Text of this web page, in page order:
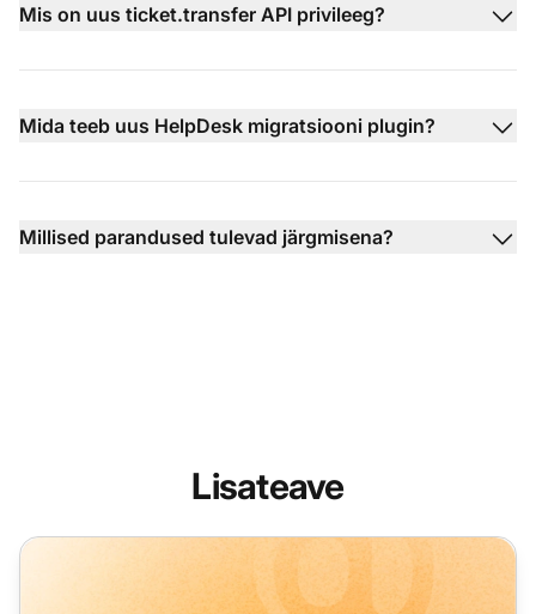
Mis on uus ticket.transfer API privileeg?
Mida teeb uus HelpDesk migratsiooni plugin?
Millised parandused tulevad järgmisena?
Lisateave
LiveAgent kuised uuendused: veebruari väljaanne 2025